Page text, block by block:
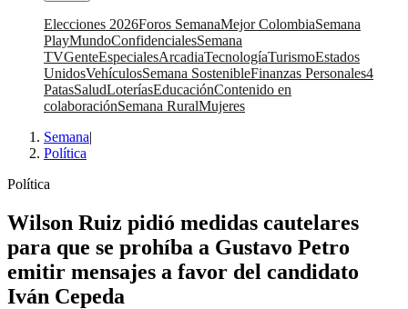
Elecciones 2026Foros SemanaMejor ColombiaSemana
PlayMundoConfidencialesSemana
TVGenteEspecialesArcadiaTecnologíaTurismoEstados
UnidosVehículosSemana SostenibleFinanzas Personales4
PatasSaludLoteríasEducaciónContenido en
colaboraciónSemana RuralMujeres
Semana|
Política
Política
Wilson Ruiz pidió medidas cautelares
para que se prohíba a Gustavo Petro
emitir mensajes a favor del candidato
Iván Cepeda